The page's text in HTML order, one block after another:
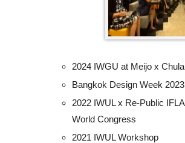
2024 IWGU at Meijo x Chula
Bangkok Design Week 2023
2022 IWUL x Re-Public IFLA
World Congress
2021 IWUL Workshop